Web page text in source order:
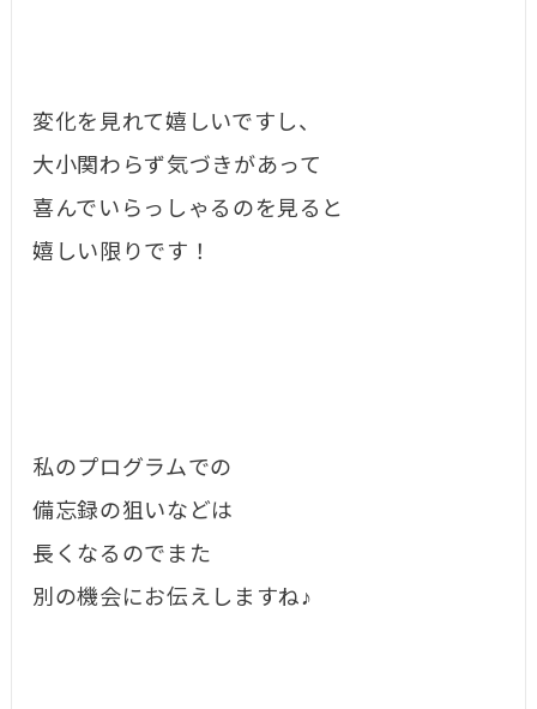
変化を見れて嬉しいですし、
大小関わらず気づきがあって
喜んでいらっしゃるのを見ると
嬉しい限りです！
私のプログラムでの
備忘録の狙いなどは
長くなるのでまた
別の機会にお伝えしますね♪